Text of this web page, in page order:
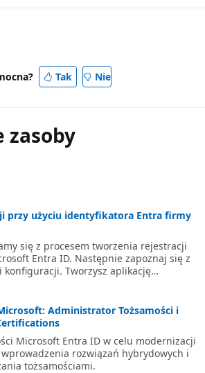
Tak Nie
zasoby
przy użyciu identyfikatora Entra firmy
się z procesem tworzenia rejestracji
Entra ID. Następnie zapoznaj się z
Tworzysz aplikację
zagłębiamy się w udzielanie
aplikacji i konfigurowanie sposobu i
i jej danych.
Administrator Tożsamości i
Microsoft Entra ID w celu modernizacji
rozwiązań hybrydowych i
tożsamościami.